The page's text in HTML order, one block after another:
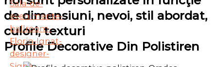
de dimensiuni, nevoi, stil abordat,
culori, texturi
Profile Decorative Din Polistiren